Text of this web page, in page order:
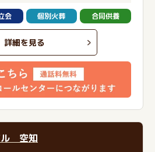
会 個別火葬 合同供養
詳細を見る
ル 空知